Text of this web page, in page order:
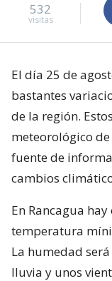
532
visitas
El día 25 de
bastantes
de la región.
meteorológico
fuente de
cambios
En Rancagua
temperatura
La humedad
lluvia y unos